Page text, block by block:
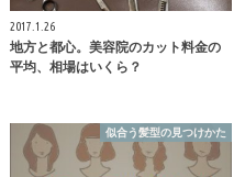
2017.1.26
地方と都心。美容院のカット料金の
平均、相場はいくら？
似合う髪型の見つけかた